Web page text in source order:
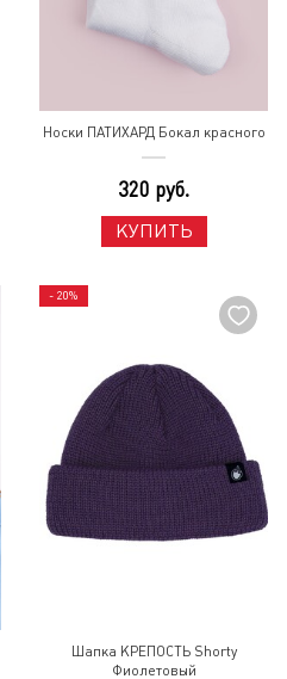
Носки ПАТИХАРД Бокал красного
320 руб.
КУПИТЬ
- 20%
Шапка КРЕПОСТЬ Shorty
Фиолетовый